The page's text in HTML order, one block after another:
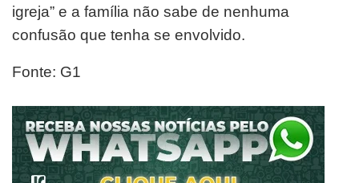
igreja” e a família não sabe de nenhuma
confusão que tenha se envolvido.
Fonte: G1